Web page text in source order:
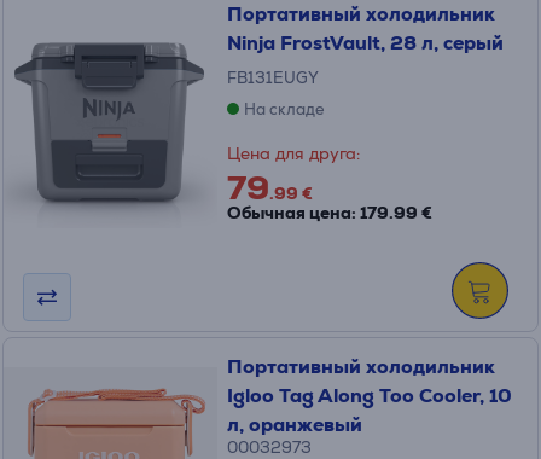
Портативный холодильник
Ninja FrostVault, 28 л, серый
FB131EUGY
На складе
Цена для друга:
79.99 €
Обычная цена: 179.99 €
Портативный холодильник
Igloo Tag Along Too Cooler, 10
л, оранжевый
00032973